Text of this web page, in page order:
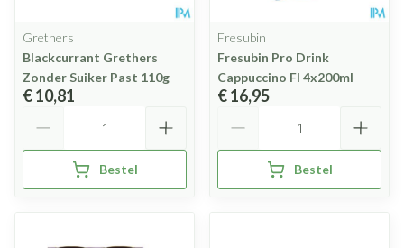
Grethers
Blackcurrant Grethers
Zonder Suiker Past 110g
€ 10,81
Bestel
Fresubin
Fresubin Pro Drink
Cappuccino Fl 4x200ml
€ 16,95
Bestel